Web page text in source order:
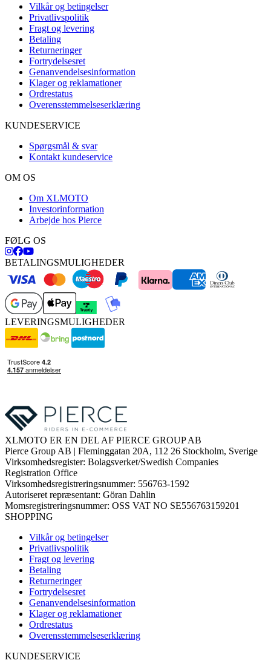
Vilkår og betingelser
Privatlivspolitik
Fragt og levering
Betaling
Returneringer
Fortrydelsesret
Genanvendelsesinformation
Klager og reklamationer
Ordrestatus
Overensstemmelseserklæring
KUNDESERVICE
Spørgsmål & svar
Kontakt kundeservice
OM OS
Om XLMOTO
Investorinformation
Arbejde hos Pierce
FØLG OS
BETALINGSMULIGHEDER
LEVERINGSMULIGHEDER
XLMOTO ER EN DEL AF PIERCE GROUP AB
Pierce Group AB | Fleminggatan 20A, 112 26 Stockholm, Sverige
Virksomhedsregister: Bolagsverket/Swedish Companies
Registration Office
Virksomhedsregistreringsnummer: 556763-1592
Autoriseret repræsentant: Göran Dahlin
Momsregistreringsnummer: OSS VAT NO SE556763159201
SHOPPING
Vilkår og betingelser
Privatlivspolitik
Fragt og levering
Betaling
Returneringer
Fortrydelsesret
Genanvendelsesinformation
Klager og reklamationer
Ordrestatus
Overensstemmelseserklæring
KUNDESERVICE